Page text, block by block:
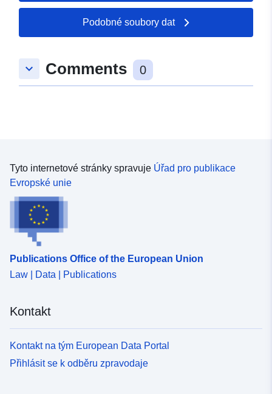
Katalogový
Přidáno do data.europa.eu:
Aktualizace údajů.europa.eu:
01 August 2026
uriRef:
http://data.europa.eu/88u/dataset/
8d3b-4323-9824-dbb45030e51d
Podobné soubory dat
keyboard_arrow_down Comments 0
Tyto internetové stránky spravuje Úřad pro publikace
Evropské unie
Publications Office of the European Union
Law | Data | Publications
Kontakt
Kontakt na tým European Data Portal
Přihlásit se k odběru zpravodaje